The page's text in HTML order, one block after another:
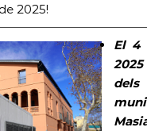
2025!
El 4